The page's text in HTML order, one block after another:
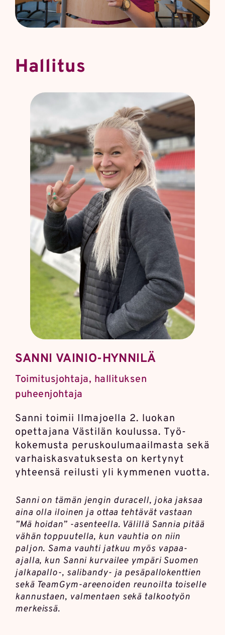
Hallitus
SANNI VAINIO-HYNNILÄ
Toimitusjohtaja, hallituksen
puheenjohtaja
Sanni toimii Ilmajoella 2. luokan
opettajana Västilän koulussa. Työ­
kokemusta perus­koulu­maailmasta sekä
varhais­kasvatuksesta on kertynyt
yhteensä reilusti yli kymmenen vuotta.
Sanni on tämän jengin duracell, joka jaksaa
aina olla iloinen ja ottaa tehtävät vastaan
”Mä hoidan” -asenteella. Välillä Sannia pitää
vähän toppuutella, kun vauhtia on niin
paljon. Sama vauhti jatkuu myös vapaa-
ajalla, kun Sanni kurvailee ympäri Suomen
jalkapallo-, salibandy- ja pesä­pallo­kenttien
sekä TeamGym-areenoiden reunoilta toiselle
kannustaen, valmentaen sekä talkootyön
merkeissä.